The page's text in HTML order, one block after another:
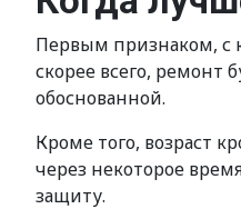
Первым признаком, с
скорее всего, ремонт
обоснованной.
Кроме того, возраст
через некоторое
защиту.